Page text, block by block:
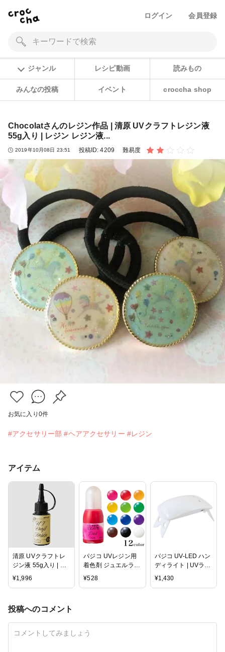
ログイン 会員登録
ジャンル レシピ動画 読みもの
みんなの投稿 イベント croccha shop
Chocolatさんのレジン作品 | 清原 UVクラフトレジン液
55g入り | レジン レジン液...
2019年10月08日 23:51 投稿ID:4209 難易度
お気に入り 0件
#アクセサリー部 #ヘアアクセサリー #レジン
アイテム
清原 UVクラフトレ
ジン液 55g入り | レ
ジン レジン液 UVレ
ジン液 紫外線硬化
ー
¥1,996
パジコ UVレジン用
着色剤 ジュエルラビ
リンス 宝石の雫 | レ
¥528
パジコ UV-LED ハン
ディライト | UVラン
プ UVライト LEDラ
ンプ LEDライト ハ
¥1,430
投稿へのコメント